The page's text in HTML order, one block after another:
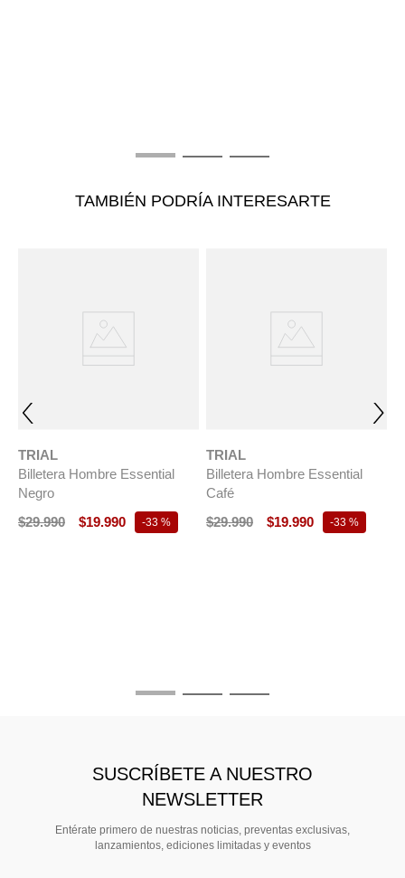
TAMBIÉN PODRÍA INTERESARTE
TRIAL
Billetera Hombre Essential
Negro
$29.990 $19.990 -33 %
TRIAL
Billetera Hombre Essential
Café
$29.990 $19.990 -33 %
SUSCRÍBETE A NUESTRO
NEWSLETTER
Entérate primero de nuestras noticias, preventas exclusivas,
lanzamientos, ediciones limitadas y eventos